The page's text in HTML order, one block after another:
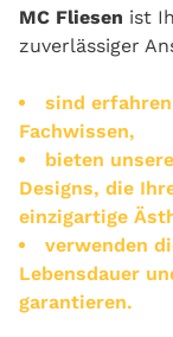
MC Fliesen ist
zuverlässiger
sind
Fachwissen,
bieten
Designs, die
einzigartige
verwenden
Lebensdauer
garantieren.